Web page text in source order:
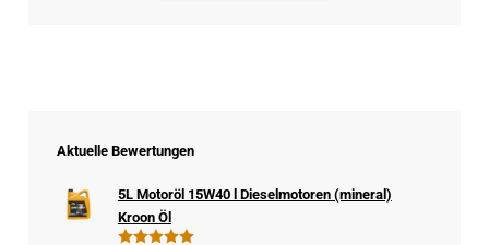
Aktuelle Bewertungen
5L Motoröl 15W40 l Dieselmotoren (mineral)
Kroon Öl